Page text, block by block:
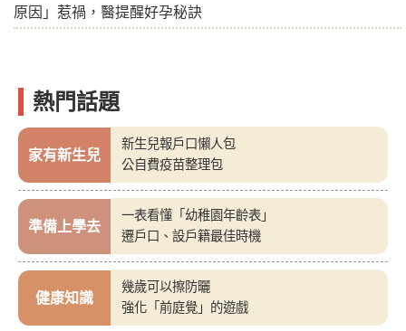
原因」惹禍，醫提醒好孕秘訣
熱門話題
家有新生兒
新生兒報戶口懶人包
公自費疫苗整理包
準備上學去
一表看懂「幼稚園年齡表」
遷戶口、設戶籍最佳時機
健康知識
幾歲可以擦防曬
強化「前庭覺」的遊戲